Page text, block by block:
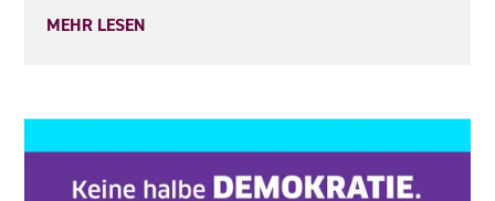
MEHR LESEN